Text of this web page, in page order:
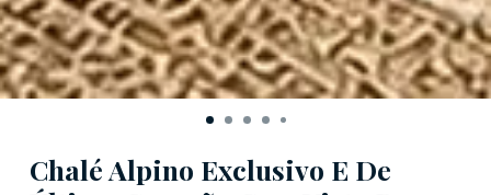
Chalé Alpino Exclusivo E De